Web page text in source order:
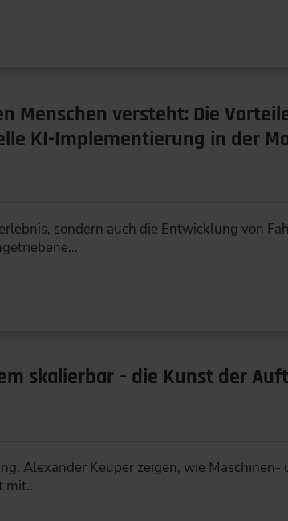
Menschen versteht: Die
KI-Implementierung in der
sondern auch die Entwicklung von
skalierbar – die Kunst der
Alexander Keuper zeigen, wie
mit…